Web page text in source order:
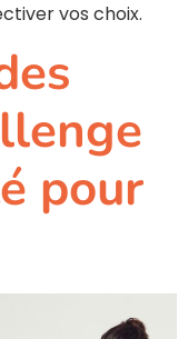
vos choix.
pour